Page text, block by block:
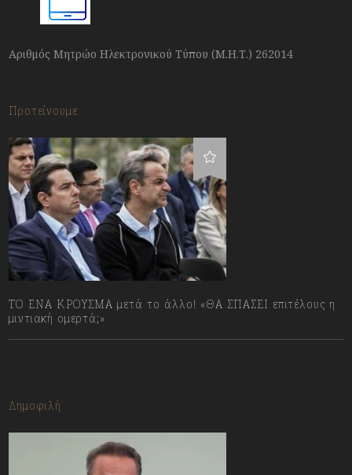
Αριθμός Μητρώο Ηλεκτρονικού Τύπου (Μ.Η.Τ.) 262014
Προτείνουμε
ΤΟ ΕΝΑ ΚΡΟΥΣΜΑ μετά το άλλο! «ΘΑ ΣΠΑΣΕΙ επιτέλους η
μιντιακή ομερτά;»
Δημοφιλή